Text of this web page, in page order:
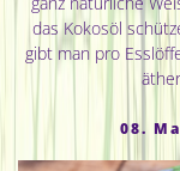
das Kokosöl
gibt man pro
08.